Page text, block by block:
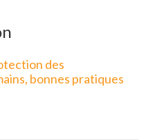
des
bonnes pratiques